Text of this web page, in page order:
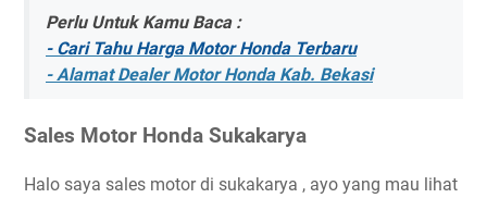
Perlu Untuk Kamu Baca :
- Cari Tahu Harga Motor Honda Terbaru
- Alamat Dealer Motor Honda Kab. Bekasi
Sales Motor Honda Sukakarya
Halo saya sales motor di sukakarya , ayo yang mau lihat